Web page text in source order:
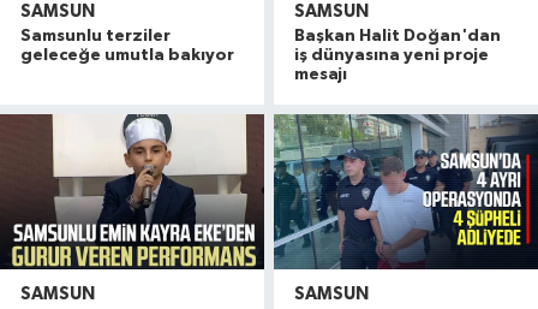
SAMSUN
Samsunlu terziler
geleceğe umutla bakıyor
SAMSUN
Başkan Halit Doğan'dan
iş dünyasına yeni proje
mesajı
SAMSUN SAMSUN